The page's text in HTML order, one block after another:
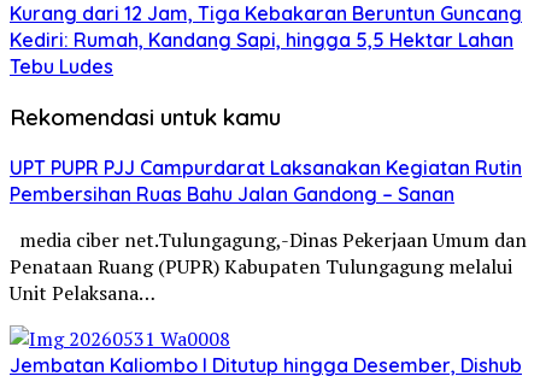
Kurang dari 12 Jam, Tiga Kebakaran Beruntun Guncang
Kediri: Rumah, Kandang Sapi, hingga 5,5 Hektar Lahan
Tebu Ludes
Rekomendasi untuk kamu
UPT PUPR PJJ Campurdarat Laksanakan Kegiatan Rutin
Pembersihan Ruas Bahu Jalan Gandong – Sanan
media ciber net.Tulungagung,-Dinas Pekerjaan Umum dan
Penataan Ruang (PUPR) Kabupaten Tulungagung melalui
Unit Pelaksana…
Jembatan Kaliombo I Ditutup hingga Desember, Dishub